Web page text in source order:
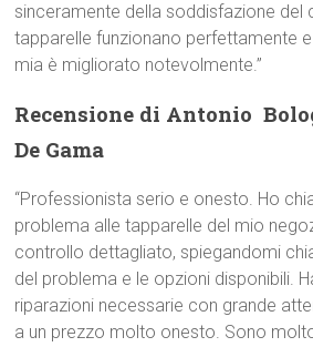
sinceramente della soddisfazione del
tapparelle funzionano perfettamente
mia è migliorato notevolmente.”
Recensione di Antonio 
De Gama
“Professionista serio e onesto. Ho
problema alle tapparelle del mio
controllo dettagliato, spiegandomi
del problema e le opzioni disponibili.
riparazioni necessarie con grande
a un prezzo molto onesto. Sono